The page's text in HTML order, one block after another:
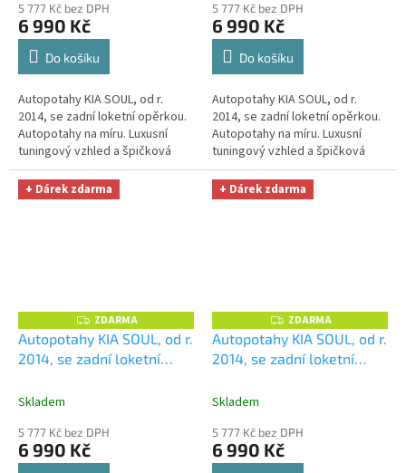
úklid Smart Microfiber
zdarma v hodnotě 329,-Kč
5 777 Kč bez DPH
6 990 Kč
Do košíku
Autopotahy KIA SOUL, od r.
2014, se zadní loketní opěrkou.
Autopotahy na míru. Luxusní
tuningový vzhled a špičková
ochrana čalounění. Profesionální
čalounické zpracování....
úklid Smart Microfiber
zdarma v hodnotě 329,-Kč
5 777 Kč bez DPH
6 990 Kč
Do košíku
Autopotahy KIA SOUL, od r.
2014, se zadní loketní opěrkou.
Autopotahy na míru. Luxusní
tuningový vzhled a špičková
ochrana čalounění. Profesionální
čalounické zpracování....
+ Dárek zdarma
Z
D
A
R
ZDARMA
Autopotahy KIA SOUL, od r.
2014, se zadní loketní
DOBLO, žakar červený
úklid Smart Microfiber
zdarma v hodnotě 329,-Kč
Skladem
5 777 Kč bez DPH
6 990 Kč
+ Dárek zdarma
Z
D
A
R
ZDARMA
Autopotahy KIA SOUL, od r.
2014, se zadní loketní
DOBLO, žakar modrý
úklid Smart Microfiber
zdarma v hodnotě 329,-Kč
Skladem
5 777 Kč bez DPH
6 990 Kč